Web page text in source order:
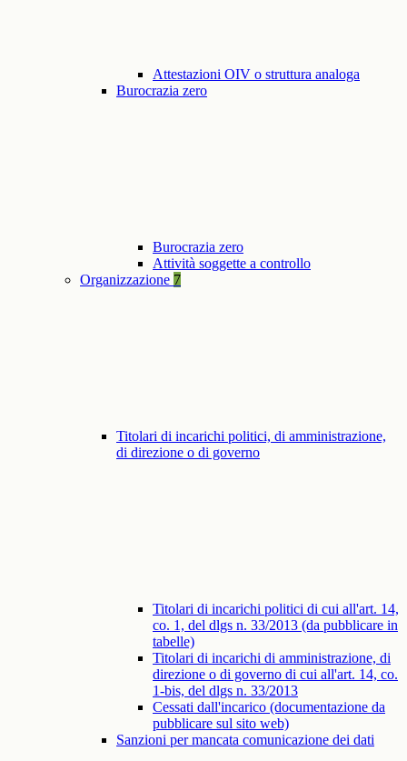
Attestazioni OIV o struttura analoga
Burocrazia zero
Burocrazia zero
Attività soggette a controllo
Organizzazione 7
Titolari di incarichi politici, di amministrazione,
di direzione o di governo
Titolari di incarichi politici di cui all'art. 14,
co. 1, del dlgs n. 33/2013 (da pubblicare in
tabelle)
Titolari di incarichi di amministrazione, di
direzione o di governo di cui all'art. 14, co.
1-bis, del dlgs n. 33/2013
Cessati dall'incarico (documentazione da
pubblicare sul sito web)
Sanzioni per mancata comunicazione dei dati